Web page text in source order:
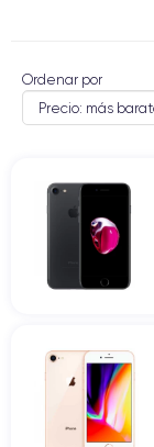
Ordenar por